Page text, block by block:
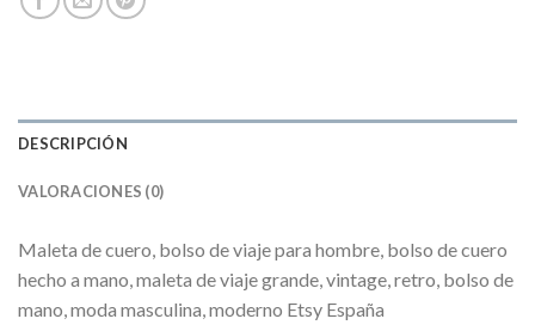
DESCRIPCIÓN
VALORACIONES (0)
Maleta de cuero, bolso de viaje para hombre, bolso de cuero
hecho a mano, maleta de viaje grande, vintage, retro, bolso de
mano, moda masculina, moderno Etsy España